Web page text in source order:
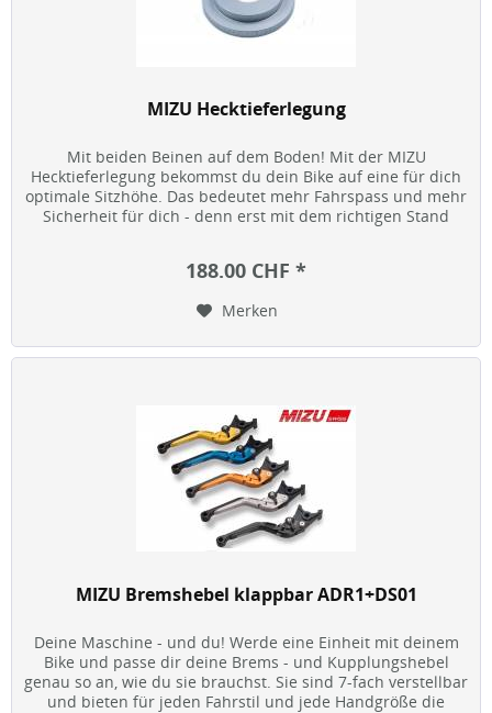
MIZU Hecktieferlegung
Mit beiden Beinen auf dem Boden! Mit der MIZU
Hecktieferlegung bekommst du dein Bike auf eine für dich
optimale Sitzhöhe. Das bedeutet mehr Fahrspass und mehr
Sicherheit für dich - denn erst mit dem richtigen Stand
188.00 CHF *
Merken
MIZU Bremshebel klappbar ADR1+DS01
Deine Maschine - und du! Werde eine Einheit mit deinem
Bike und passe dir deine Brems - und Kupplungshebel
genau so an, wie du sie brauchst. Sie sind 7-fach verstellbar
und bieten für jeden Fahrstil und jede Handgröße die